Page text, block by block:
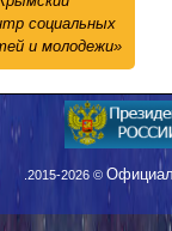
социальных
и молодежи»
.2015-2026 ©